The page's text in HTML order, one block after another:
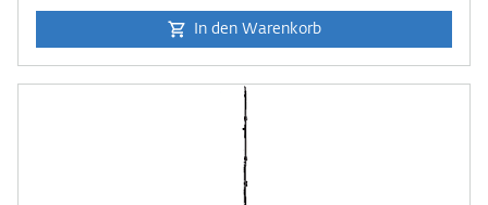
In den Warenkorb